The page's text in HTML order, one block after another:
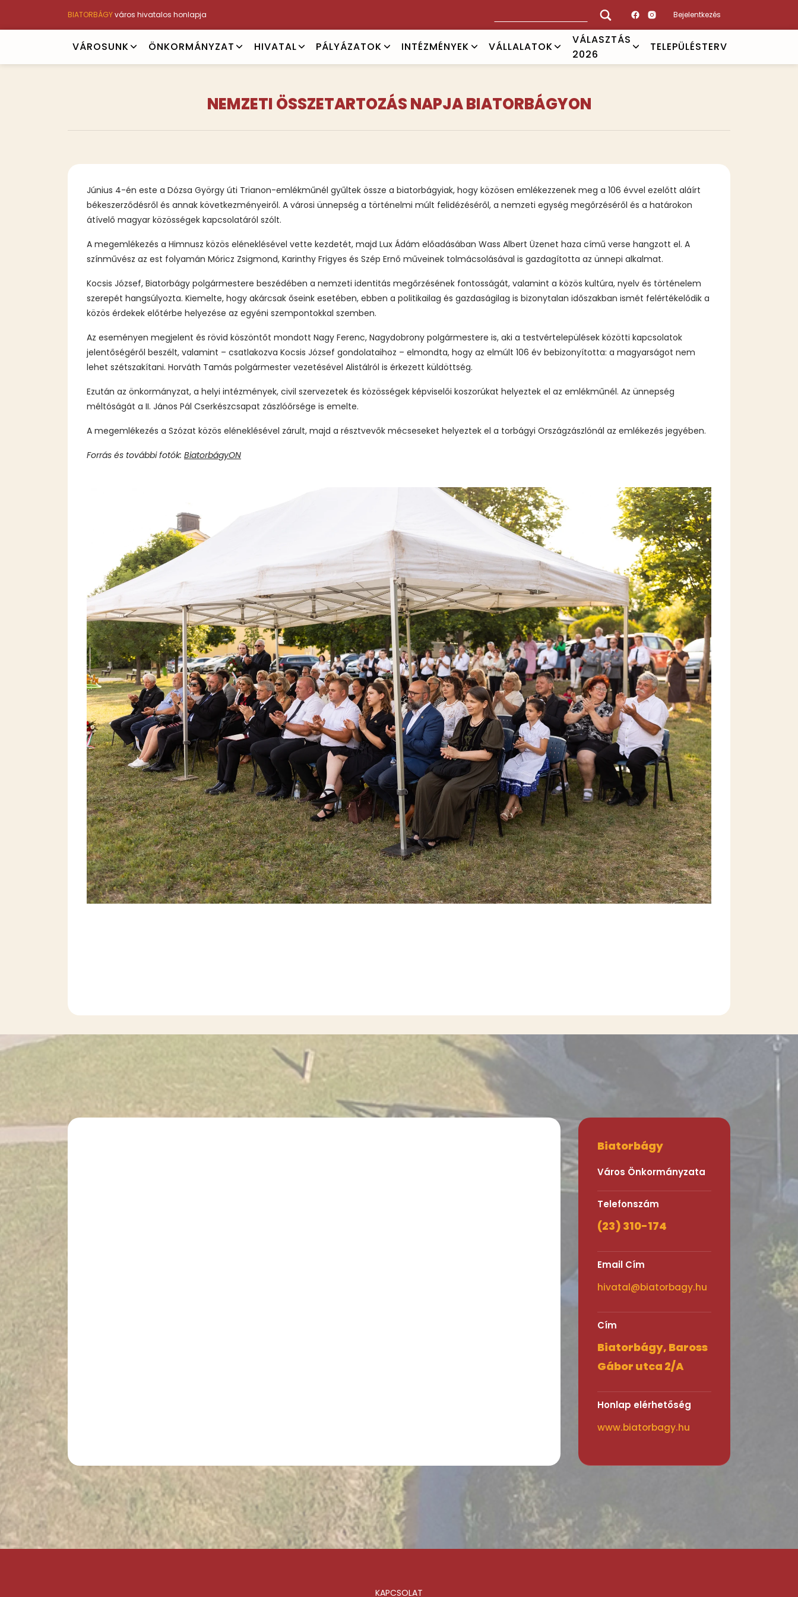
BIATORBÁGYváros hivatalos honlapja Bejelentkezés
Main
navigation
VÁROSUNK ÖNKORMÁNYZAT HIVATAL PÁLYÁZATOK INTÉZMÉNYEK VÁLLALATOK
VÁLASZTÁS
2026
TELEPÜLÉSTERV
NEMZETI ÖSSZETARTOZÁS NAPJA BIATORBÁGYON
Június 4-én este a Dózsa György úti Trianon-emlékműnél gyűltek össze a biatorbágyiak, hogy közösen emlékezzenek meg a 106 évvel ezelőtt aláírt
békeszerződésről és annak következményeiről. A városi ünnepség a történelmi múlt felidézéséről, a nemzeti egység megőrzéséről és a határokon
átívelő magyar közösségek kapcsolatáról szólt.
A megemlékezés a Himnusz közös eléneklésével vette kezdetét, majd Lux Ádám előadásában Wass Albert Üzenet haza című verse hangzott el. A
színművész az est folyamán Móricz Zsigmond, Karinthy Frigyes és Szép Ernő műveinek tolmácsolásával is gazdagította az ünnepi alkalmat.
Kocsis József, Biatorbágy polgármestere beszédében a nemzeti identitás megőrzésének fontosságát, valamint a közös kultúra, nyelv és történelem
szerepét hangsúlyozta. Kiemelte, hogy akárcsak őseink esetében, ebben a politikailag és gazdaságilag is bizonytalan időszakban ismét felértékelődik a
közös érdekek előtérbe helyezése az egyéni szempontokkal szemben.
Az eseményen megjelent és rövid köszöntőt mondott Nagy Ferenc, Nagydobrony polgármestere is, aki a testvértelepülések közötti kapcsolatok
jelentőségéről beszélt, valamint – csatlakozva Kocsis József gondolataihoz – elmondta, hogy az elmúlt 106 év bebizonyította: a magyarságot nem
lehet szétszakítani. Horváth Tamás polgármester vezetésével Alistálról is érkezett küldöttség.
Ezután az önkormányzat, a helyi intézmények, civil szervezetek és közösségek képviselői koszorúkat helyeztek el az emlékműnél. Az ünnepség
méltóságát a II. János Pál Cserkészcsapat zászlóőrsége is emelte.
A megemlékezés a Szózat közös eléneklésével zárult, majd a résztvevők mécseseket helyeztek el a torbágyi Országzászlónál az emlékezés jegyében.
Forrás és további fotók: BiatorbágyON
Biatorbágy
Város Önkormányzata
Telefonszám
(23) 310-174
Email Cím
hivatal@biatorbagy.hu
Cím
Biatorbágy, Baross
Gábor utca 2/A
Honlap elérhetőség
www.biatorbagy.hu
KAPCSOLAT